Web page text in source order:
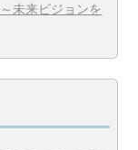
未来ビジョンを